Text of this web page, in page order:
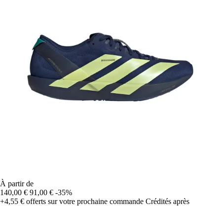
À partir de
140,00 € 91,00 € -35%
+4,55 € offerts sur votre prochaine commande Crédités après